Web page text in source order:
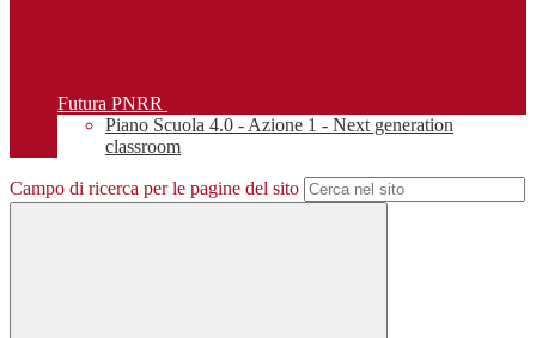
Futura PNRR
Piano Scuola 4.0 - Azione 1 - Next generation
classroom
Campo di ricerca per le pagine del sito